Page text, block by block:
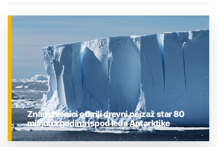
Znanstvenici otkrili drevni pejzaž star 80
milijuna godina ispod leda Antarktike